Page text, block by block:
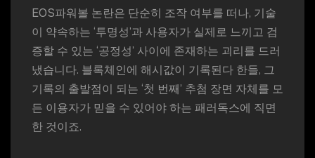
EOS파워볼 논란은 단순히 조작 여부를 떠나, 기술
이 약속하는 ‘투명성’과 사용자가 실제로 느끼고 검
증할 수 있는 ‘공정성’ 사이에 존재하는 괴리를 드러
냈습니다. 블록체인에 해시값이 기록된다 한들, 그
기록의 출발점이 되는 ‘첫 번째’ 추첨 장면 자체를 모
든 이용자가 믿을 수 있어야 하는 패러독스에 직면
한 것이죠.